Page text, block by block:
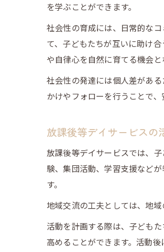
を学ぶことができます。
社会性の育成には、日常的な
て、子どもたちが互いに助け
や自律心を自然に育てる機会と
社会性の発達には個人差があ
かけやフォローを行うことで
放課後等デイサービスの
放課後等デイサービスでは、
験、集団活動、学習支援など
す。
地域交流の工夫としては、地
活動を計画する際は、子ども
高めることができます。活動